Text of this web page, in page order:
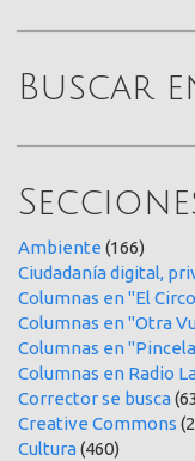
Buscar
Ambiente (166)
Ciudadanía digital,
Columnas en "El
Columnas en "Otra
Columnas en
Columnas en Radio
Corrector se busca
Creative Commons
Cultura(460)